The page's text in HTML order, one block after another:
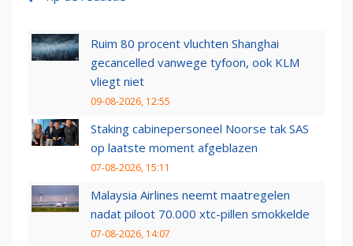
Ruim 80 procent vluchten Shanghai
gecancelled vanwege tyfoon, ook KLM
vliegt niet
09-08-2026, 12:55
Staking cabinepersoneel Noorse tak SAS
op laatste moment afgeblazen
07-08-2026, 15:11
Malaysia Airlines neemt maatregelen
nadat piloot 70.000 xtc-pillen smokkelde
07-08-2026, 14:07